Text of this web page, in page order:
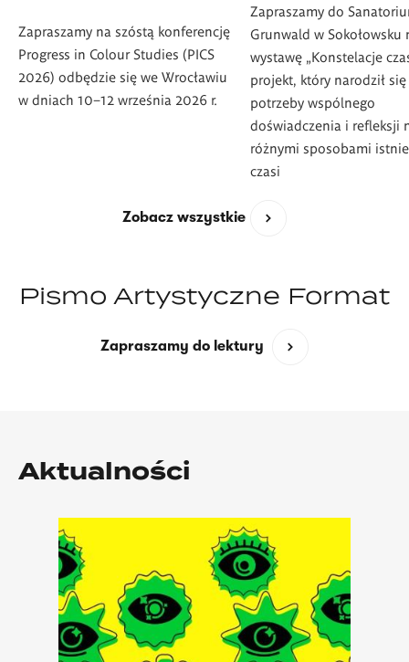
Zapraszamy na szóstą konferencję
Progress in Colour Studies (PICS
2026) odbędzie się we Wrocławiu
w dniach 10–12 września 2026 r.
Zapraszamy do
Grunwald w Sokołowsku
wystawę „Konstelacje
projekt, który narodził się
potrzeby wspólnego
doświadczenia i refleksji
różnymi sposobami
czasi
Zobacz wszystkie
Pismo Artystyczne Format
Zapraszamy do lektury
(opens
Aktualności